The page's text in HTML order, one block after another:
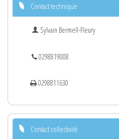
Contact technique
Sylvain Bermell-Fleury
0298819008
0298811630
Contact collectivité